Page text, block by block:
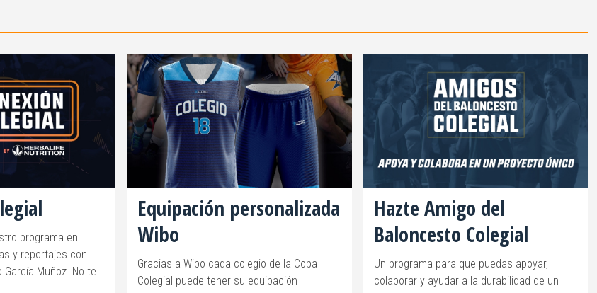
programa en
y reportajes con
García Muñoz. No te
Equipación personalizada
Wibo
Gracias a Wibo cada colegio de la Copa
Colegial puede tener su equipación
Hazte Amigo del
Baloncesto Colegial
Un programa para que puedas apoyar,
colaborar y ayudar a la durabilidad de un